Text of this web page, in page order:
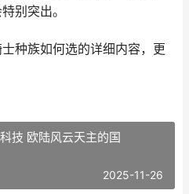
别突出。
种族如何选的详细内容，更
技 欧陆风云天主的国
2025-11-26